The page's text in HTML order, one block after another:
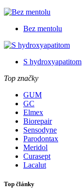
Bez mentolu
S hydroxyapatitom
Top značky
GUM
GC
Elmex
Biorepair
Sensodyne
Parodontax
Meridol
Curasept
Lacalut
Top články